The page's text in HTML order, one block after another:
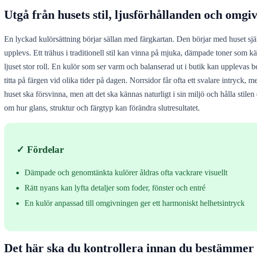
Utgå från husets stil, ljusförhållanden och
En lyckad kulörsättning börjar sällan med färgkartan. Den börjar med huset
upplevs. Ett trähus i traditionell stil kan vinna på mjuka, dämpade toner som
ljuset stor roll. En kulör som ser varm och balanserad ut i butik kan upplevas
titta på färgen vid olika tider på dagen. Norrsidor får ofta ett svalare intryck,
huset ska försvinna, men att det ska kännas naturligt i sin miljö och hålla
om hur glans, struktur och färgtyp kan förändra slutresultatet.
✓ Fördelar
Dämpade och genomtänkta kulörer åldras ofta vackrare visuellt
Rätt nyans kan lyfta detaljer som foder, fönster och entré
En kulör anpassad till omgivningen ger ett harmoniskt helhetsintryck
Det här ska du kontrollera innan du bestämmer